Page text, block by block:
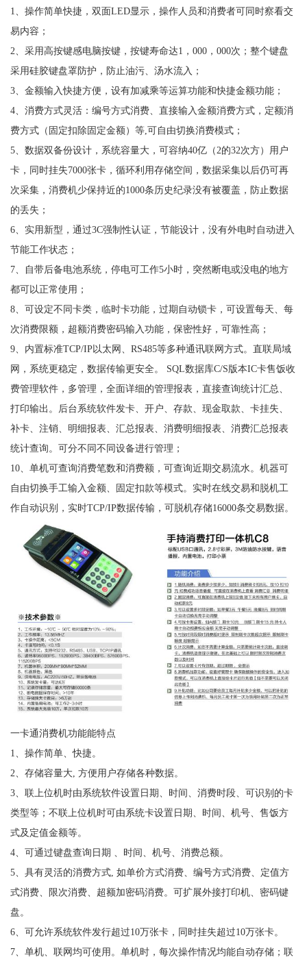
1、操作简单快捷，双面LED显示，操作人员和消费者可同时察看交
易内容；
2、采用高按键感电脑按键，按键寿命达1，000，000次；整个键盘
采用硅胶键盘罩防护，防止油污、汤水流入；
3、金额输入快捷方便，设有加减乘等运算功能和快捷金额功能；
4、消费方式灵活：编号方式消费、直接输入金额消费方式，定额消
费方式（固定扣除固定金额）等,可自由切换消费模式；
5、数据双备份设计，系统容量大，可容纳40亿（2的32次方）用户
卡，同时挂失7000张卡，循环利用存储空间，数据采集以后仍可再
次采集，消费机少保持近的1000条历史纪录没有被覆盖，防止数据
的丢失；
6、实用新型，通过3C强制性认证，节能设计，没有外电时自动进入
节能工作状态；
7、自带后备电池系统，停电可工作5小时，突然断电或没电的地方
都可以正常使用；
8、可设定不同卡类，临时卡功能，过期自动锁卡，可设置每天、每
次消费限额，超额消费密码输入功能，保密性好，可靠性高；
9、内置标准TCP/IP以太网、RS485等多种通讯联网方式。直联局域
网，系统更稳定，数据传输更安全。 SQL数据库C/S版本IC卡售饭收
费管理软件，多管理，全面详细的管理报表，直接查询统计汇总、
打印输出。后台系统软件发卡、开户、存款、现金取款、卡挂失、
补卡、注销、明细报表、汇总报表、消费明细报表、消费汇总报表
统计查询。可分不同不同设备进行管理；
10、单机可查询消费笔数和消费额，可查询近期交易流水。机器可
自由切换手工输入金额、固定扣款等模式。实时在线交易和脱机工
作自动识别，实时TCP/IP数据传输，可脱机存储16000条交易数据。
一卡通消费机功能能特点
1、操作简单、快捷。
2、存储容量大, 方便用户存储各种数据。
3、联上位机时由系统软件设置日期、时间、消费时段、可识别的卡
类型等；不联上位机时可由系统卡设置日期、时间、机号、售饭方
式及定值金额等。
4、可通过键盘查询日期 、时间、机号、消费总额。
5、具有灵活的消费方式, 如单价方式消费、编号方式消费、定值方
式消费、限次消费、超额加密码消费。可扩展外接打印机、密码键
盘。
6、可允许系统软件发行超过10万张卡，同时挂失超过10万张卡。
7、单机、联网均可使用。单机时，每次操作情况均能自动存储；联